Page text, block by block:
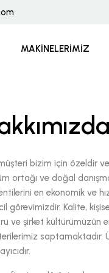
MAKINELERIMIZ
bizim için özeldir
ortağı ve doğal
en ekonomik ve
görevimizdir. Kalite,
ve şirket kültürümüzün
saptamaktadır.